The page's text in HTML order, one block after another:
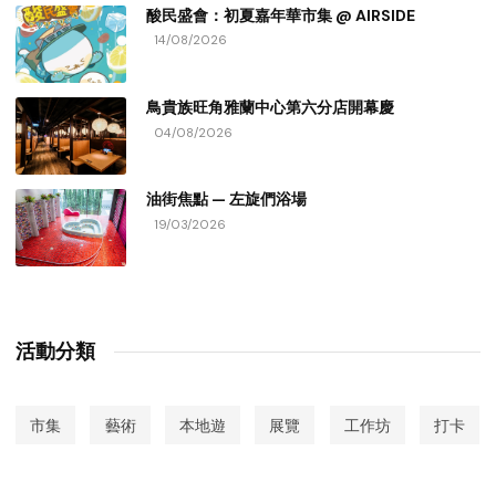
酸民盛會：初夏嘉年華市集 @ AIRSIDE
14/08/2026
鳥貴族旺角雅蘭中心第六分店開幕慶
04/08/2026
油街焦點 — 左旋們浴場
19/03/2026
活動分類
市集 藝術 本地遊 展覽 工作坊 打卡